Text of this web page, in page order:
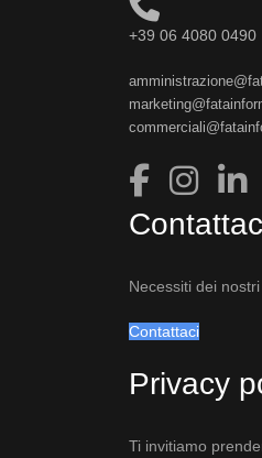
+39 06 4080 0490
Necessiti dei
Contattaci
Privacy
Ti invitiamo